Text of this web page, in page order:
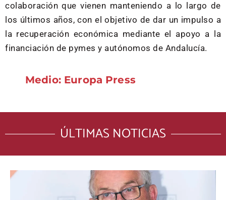
colaboración que vienen manteniendo a lo largo de
los últimos años, con el objetivo de dar un impulso a
la recuperación económica mediante el apoyo a la
financiación de pymes y autónomos de Andalucía.
Medio: Europa Press
ÚLTIMAS NOTICIAS